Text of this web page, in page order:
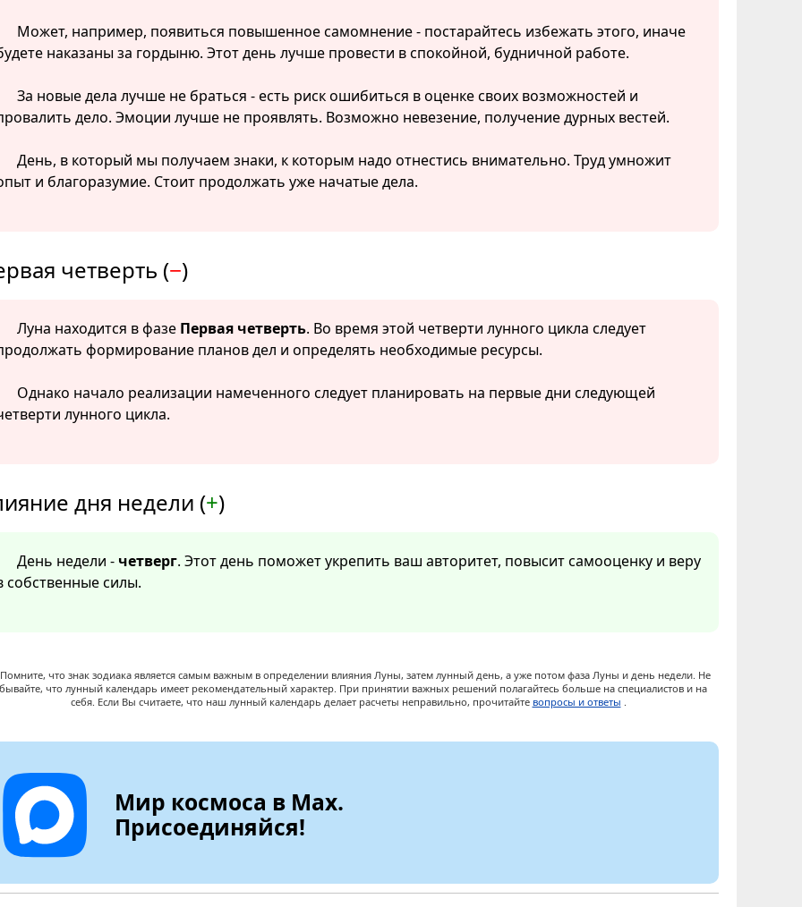
Может, например, появиться повышенное самомнение - постарайтесь избежать этого, иначе
наказаны за гордыню. Этот день лучше провести в спокойной, будничной работе.
За новые дела лучше не браться - есть риск ошибиться в оценке своих возможностей и
дело. Эмоции лучше не проявлять. Возможно невезение, получение дурных вестей.
День, в который мы получаем знаки, к которым надо отнестись внимательно. Труд умножит
и благоразумие. Стоит продолжать уже начатые дела.
четверть (−)
Луна находится в фазе Первая четверть. Во время этой четверти лунного цикла следует
формирование планов дел и определять необходимые ресурсы.
Однако начало реализации намеченного следует планировать на первые дни следующей
лунного цикла.
дня недели (+)
День недели - четверг. Этот день поможет укрепить ваш авторитет, повысит самооценку и веру
собственные силы.
Помните, что знак зодиака является самым важным в определении влияния Луны, затем лунный день, а уже потом фаза Луны и день недели. Не
что лунный календарь имеет рекомендательный характер. При принятии важных решений полагайтесь больше на специалистов и на
себя. Если Вы считаете, что наш лунный календарь делает расчеты неправильно, прочитайте вопросы и ответы .
Мир космоса в Max.
Присоединяйся!